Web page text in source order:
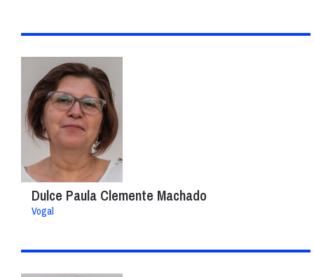
Dulce Paula Clemente Machado
Vogal